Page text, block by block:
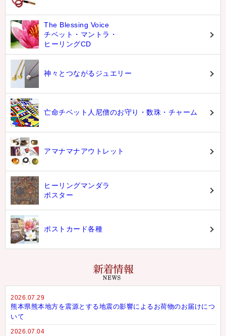
The Blessing Voice
チベット・マントラ・
ヒーリングCD
神々とつながるジュエリー
亡命チベット人尼僧のお守り・数珠・チャーム
アマナマナアウトレット
ヒーリングマンダラ
ポスター
ポストカード各種
2026.07.29
熊本県熊本地方を震源とする地震の影響によるお荷物のお届けにつ
いて
2026.07.04